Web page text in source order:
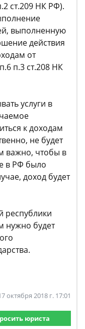
ст.209 НК РФ).
выполненную
действия
от
п.3 ст.208 НК
услуги в
к доходам
не будет
важно, чтобы в
в РФ было
доход будет
республики
нужно будет
октября 2018 г. 17:01
юриста